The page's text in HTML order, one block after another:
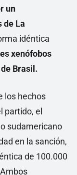
un
de La
idéntica
xenófobos
Brasil.
los hechos
partido, el
sudamericano
en la sanción,
de 100.000